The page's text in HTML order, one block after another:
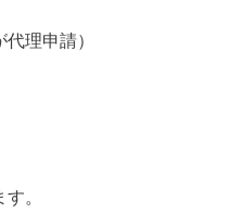
理申請）
。